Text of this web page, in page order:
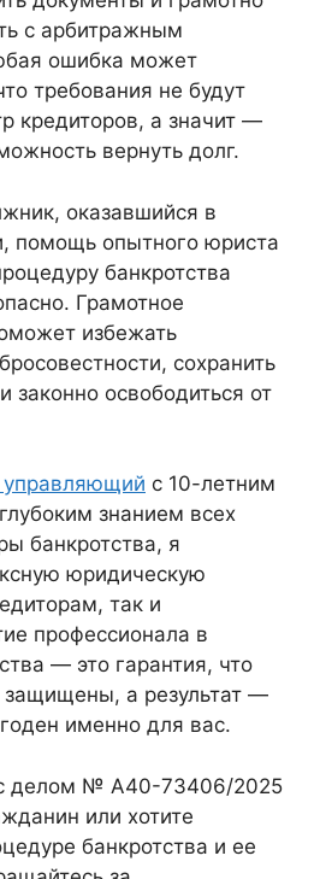
с арбитражным
ошибка может
требования не будут
кредиторов, а значит —
вернуть долг.
оказавшийся в
помощь опытного юриста
банкротства
Грамотное
избежать
сохранить
законно освободиться от
с 10-летним
знанием всех
банкротства, я
юридическую
так и
профессионала в
— это гарантия, что
защищены, а результат —
именно для вас.
делом № А40-73406/2025
или хотите
банкротства и ее